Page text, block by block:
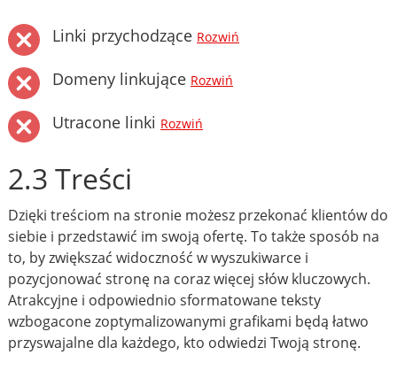
Linki przychodzące Rozwiń
Domeny linkujące Rozwiń
Utracone linki Rozwiń
2.3 Treści
Dzięki treściom na stronie możesz przekonać klientów do
siebie i przedstawić im swoją ofertę. To także sposób na
to, by zwiększać widoczność w wyszukiwarce i
pozycjonować stronę na coraz więcej słów kluczowych.
Atrakcyjne i odpowiednio sformatowane teksty
wzbogacone zoptymalizowanymi grafikami będą łatwo
przyswajalne dla każdego, kto odwiedzi Twoją stronę.